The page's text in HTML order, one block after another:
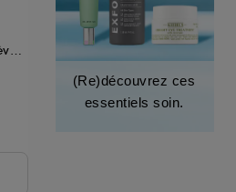
Masque de nuit pour les lèvres
(Re)découvrez ces
essentiels soin.